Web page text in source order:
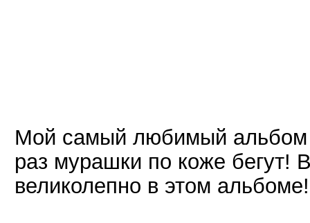
Мой самый любимый альбом
раз мурашки по коже бегут!
великолепно в этом альбоме!